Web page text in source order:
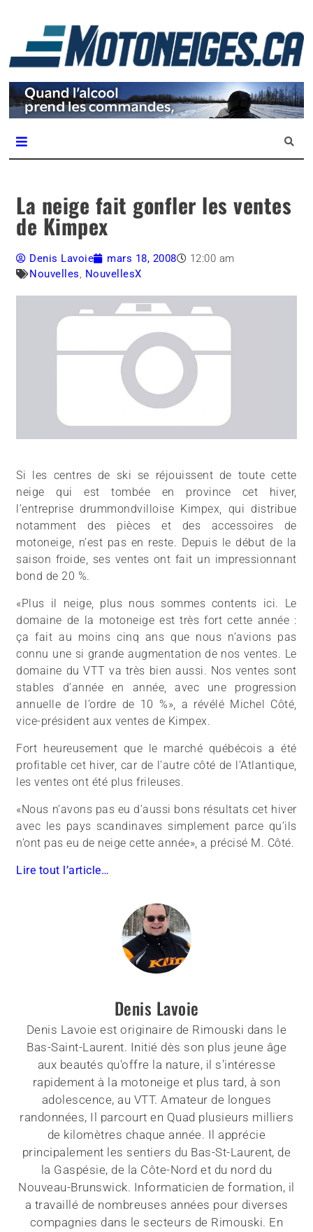
Magazine Motoneiges.ca
La neige fait gonfler les ventes
de Kimpex
Denis Lavoie mars 18, 2008
12:00 am
Nouvelles, NouvellesX
Si les centres de ski se réjouissent de toute cette
neige qui est tombée en province cet hiver,
l’entreprise drummondvilloise Kimpex, qui distribue
notamment des pièces et des accessoires de
motoneige, n’est pas en reste. Depuis le début de la
saison froide, ses ventes ont fait un impressionnant
bond de 20 %.
«Plus il neige, plus nous sommes contents ici. Le
domaine de la motoneige est très fort cette année :
ça fait au moins cinq ans que nous n’avions pas
connu une si grande augmentation de nos ventes. Le
domaine du VTT va très bien aussi. Nos ventes sont
stables d’année en année, avec une progression
annuelle de l’ordre de 10 %», a révélé Michel Côté,
vice-président aux ventes de Kimpex.
Fort heureusement que le marché québécois a été
profitable cet hiver, car de l’autre côté de l’Atlantique,
les ventes ont été plus frileuses.
«Nous n’avons pas eu d’aussi bons résultats cet hiver
avec les pays scandinaves simplement parce qu’ils
n’ont pas eu de neige cette année», a précisé M. Côté.
Lire tout l’article…
Denis Lavoie
Denis Lavoie est originaire de Rimouski dans le
Bas-Saint-Laurent. Initié dès son plus jeune âge
aux beautés qu'offre la nature, il s'intéresse
rapidement à la motoneige et plus tard, à son
adolescence, au VTT. Amateur de longues
randonnées, Il parcourt en Quad plusieurs milliers
de kilomètres chaque année. Il apprécie
principalement les sentiers du Bas-St-Laurent, de
la Gaspésie, de la Côte-Nord et du nord du
Nouveau-Brunswick. Informaticien de formation, il
a travaillé de nombreuses années pour diverses
compagnies dans le secteurs de Rimouski. En